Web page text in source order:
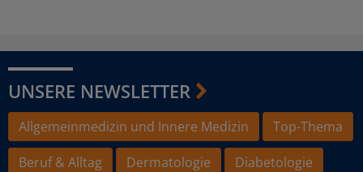
UNSERE NEWSLETTER
Allgemeinmedizin und Innere Medizin
Top-Thema
Beruf & Alltag
Dermatologie
Diabetologie